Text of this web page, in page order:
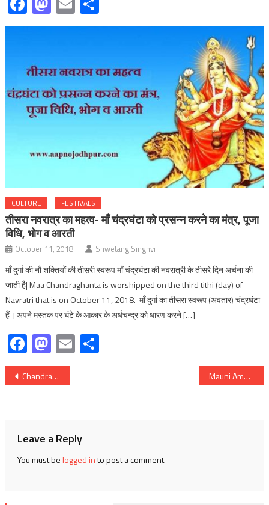
CULTURE FESTIVALS
तीसरा नवरात्र का महत्‍व- माँ चंद्रघंटा को प्रसन्न करने का मंत्र, पूजा
विधि, भोग व आरती
October 11, 2018 Shwetang Singhvi
माँ दुर्गा की नौ शक्तियों की तीसरी स्वरूप माँ चंद्रघंटा की नवरात्री के तीसरे दिन अर्चना की
जाती है| Maa Chandraghanta is worshipped on the third tithi (day) of
Navratri that is on October 11, 2018. माँ दुर्गा का तीसरा स्वरूप (अवतार) चंद्रघंटा
हैं। अपने मस्तक पर घंटे के आकार के अर्धचन्द्र को धारण करने […]
Facebook
Mastodon
Email
Post
Chandra Grahan 2025 भाद्रपद पूर्णिमा पर; जानिये ग्रहण का धार्मिक प्रभाव, सूतक के दौरान कौनसी बातों का रखें ध्यान, राशि अनुसार दान करने से मिलेगा लाभ Mauni Amavasya 2026: क्यों रखा जाता है इस अमावस्या पर मौन? जानिये माघी अमावस्या का धार्मिक और आध्यात्मिक महत्व, पितृ दोष से मुक्ति उपाय
Leave a Reply
You must belogged into post a comment.